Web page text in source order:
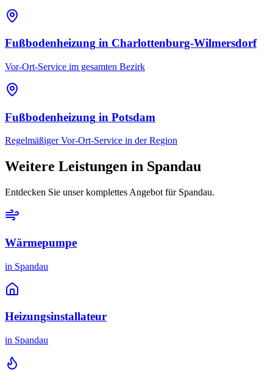
Fußbodenheizung in Charlottenburg-Wilmersdorf
Vor-Ort-Service im gesamten Bezirk
Fußbodenheizung in Potsdam
Regelmäßiger Vor-Ort-Service in der Region
Weitere Leistungen in Spandau
Entdecken Sie unser komplettes Angebot für Spandau.
Wärmepumpe
in Spandau
Heizungsinstallateur
in Spandau